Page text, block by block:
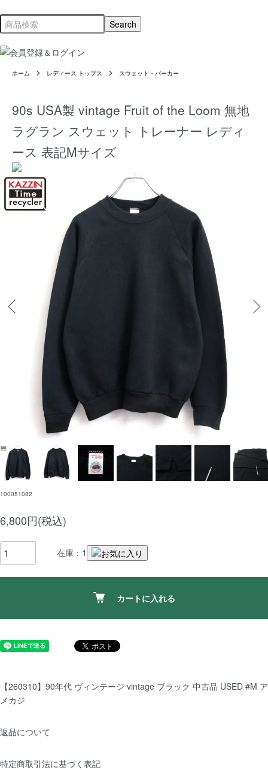
ホーム レディース トップス スウェット・パーカー
90s USA製 vintage Fruit of the Loom 無地
ラグラン スウェット トレーナー レディ
ース 表記Mサイズ
100051082
6,800円(税込)
在庫：1
カートに入れる
【260310】90年代 ヴィンテージ vintage ブラック 中古品 USED #M ア
メカジ
返品について
特定商取引法に基づく表記